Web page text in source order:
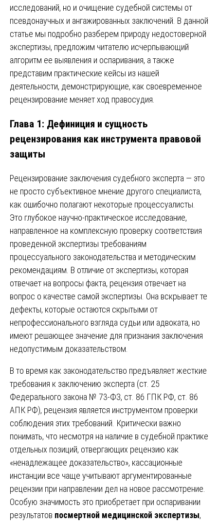
исследований, но и очищение судебной системы от
псевдонаучных и ангажированных заключений. В данной
статье мы подробно разберем природу недостоверной
экспертизы, предложим читателю исчерпывающий
алгоритм ее выявления и оспаривания, а также
представим практические кейсы из нашей
деятельности, демонстрирующие, как своевременное
рецензирование меняет ход правосудия.
Глава 1: Дефиниция и сущность
рецензирования как инструмента правовой
защиты
Рецензирование заключения судебного эксперта — это
не просто субъективное мнение другого специалиста,
как ошибочно полагают некоторые процессуалисты.
Это глубокое научно-практическое исследование,
направленное на комплексную проверку соответствия
проведенной экспертизы требованиям
процессуального законодательства и методическим
рекомендациям. В отличие от экспертизы, которая
отвечает на вопросы факта, рецензия отвечает на
вопрос о качестве самой экспертизы. Она вскрывает те
дефекты, которые остаются скрытыми от
непрофессионального взгляда судьи или адвоката, но
имеют решающее значение для признания заключения
недопустимым доказательством.
В то время как законодательство предъявляет жесткие
требования к заключению эксперта (ст. 25
Федерального закона № 73-ФЗ, ст. 86 ГПК РФ, ст. 86
АПК РФ), рецензия является инструментом проверки
соблюдения этих требований. Критически важно
понимать, что несмотря на наличие в судебной практике
отдельных позиций, отвергающих рецензию как
«ненадлежащее доказательство», кассационные
инстанции все чаще учитывают аргументированные
рецензии при направлении дел на новое рассмотрение.
Особую значимость это приобретает при оспаривании
результатов посмертной медицинской экспертизы,